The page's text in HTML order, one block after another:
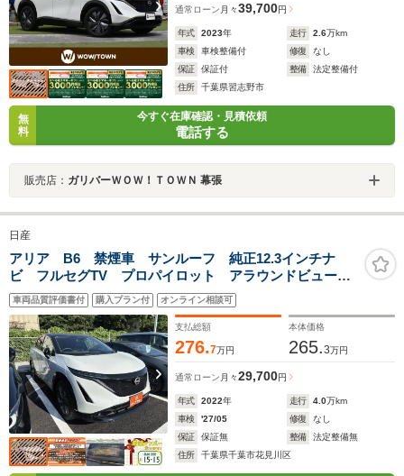
通常ローン 月々39,700円
年式 2023年 走行 2.6万km
車検
車検整備付 修復
なし
保証
保証付 整備
法定整備付
住所
千葉県習志野市
無
料
今すぐ在庫確認・見積依頼
電話する
販売店： ガリバーＷＯＷ！ＴＯＷＮ 幕張
日産
アリア B6 禁煙車 サンルーフ 純正12.3インチナ
ビ フルセグTV プロパイロット アラウンドビューカ
メラ BOSEサウンド オートバックドア インテリジェ
ントルームミラー シートヒーター ハーフレザーシー
ト
車両品質評価書付 購入プラン付 オンライン相談可
支払総額
276.7万円
本体価格
265.3万円
通常ローン 月々29,700円
年式 2022年 走行 4.0万km
車検
'27/05 修復
なし
保証
保証無 整備
法定整備無
住所
千葉県千葉市花見川区